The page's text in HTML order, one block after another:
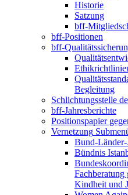
Historie
Satzung
bff-
bff-Positionen
bff-
Begleitung
Schlichtungsstelle
bff-Jahresberichte
Positionspapier
Vernetzung
Bund-
Bündnis
Fachberatung
Kindheit und